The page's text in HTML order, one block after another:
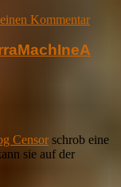
Kommentar
Censor schrob eine
sie auf der